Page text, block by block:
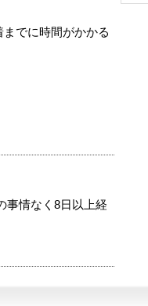
でに時間がかかる
事情なく8日以上経